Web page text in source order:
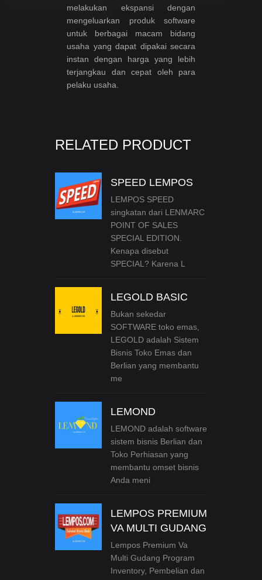
melakukan ekspansi dengan
mengeluarkan produk software
untuk berbagai macam bidang
usaha yang dapat dipakai secara
instan dengan harga yang lebih
terjangkau dan cepat oleh para
pelaku usaha.
RELATED PRODUCT
SPEED LEMPOS
LEMPOS SPEED
singkatan dari LENMARC
POINT OF SALES
SPECIAL EDITION.
Kenapa disebut
SPECIAL? Karena L
LEGOLD BASIC
Bukan sekedar
SOFTWARE toko emas,
LEGOLD adalah Sistem
Bisnis Toko Emas dan
Berlian yang membantu
me
LEMOND
LEMOND adalah software
sistem bisnis Berlian dan
Toko Perhiasan yang
membantu omset bisnis
Anda meni
LEMPOS PREMIUM
VA MULTI GUDANG
Lempos Premium Va
Multi Gudang Program
Inventory, Pembelian dan